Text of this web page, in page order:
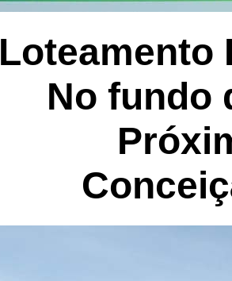
Loteamento
No fundo